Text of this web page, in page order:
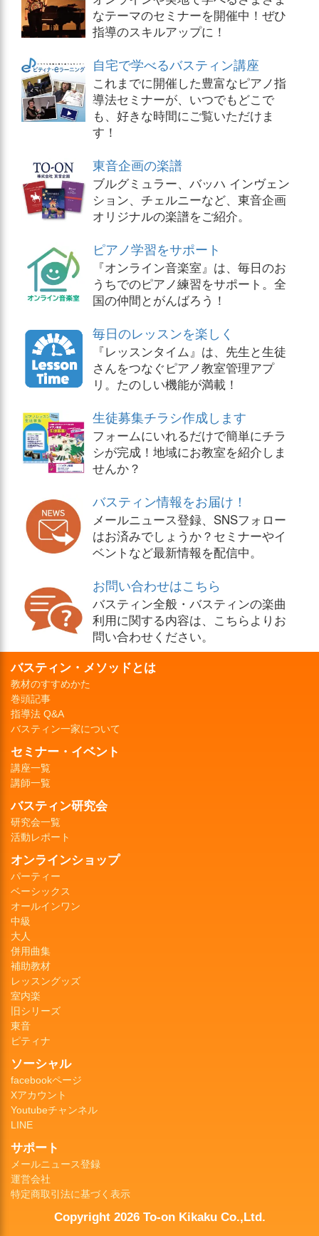
なテーマのセミナーを開催中！ぜひ
指導のスキルアップに！
自宅で学べるバスティン講座
これまでに開催した豊富なピアノ指
導法セミナーが、いつでもどこで
も、好きな時間にご覧いただけま
す！
東音企画の楽譜
ブルグミュラー、バッハ インヴェン
ション、チェルニーなど、東音企画
オリジナルの楽譜をご紹介。
ピアノ学習をサポート
『オンライン音楽室』は、毎日のお
うちでのピアノ練習をサポート。全
国の仲間とがんばろう！
毎日のレッスンを楽しく
『レッスンタイム』は、先生と生徒
さんをつなぐピアノ教室管理アプ
リ。たのしい機能が満載！
生徒募集チラシ作成します
フォームにいれるだけで簡単にチラ
シが完成！地域にお教室を紹介しま
せんか？
バスティン情報をお届け！
メールニュース登録、SNSフォロー
はお済みでしょうか？セミナーやイ
ベントなど最新情報を配信中。
お問い合わせはこちら
バスティン全般・バスティンの楽曲
利用に関する内容は、こちらよりお
問い合わせください。
バスティン・メソッドとは
教材のすすめかた
巻頭記事
指導法 Q&A
バスティン一家について
セミナー・イベント
講座一覧
講師一覧
バスティン研究会
研究会一覧
活動レポート
オンラインショップ
パーティー
ベーシックス
オールインワン
中級
大人
併用曲集
補助教材
レッスングッズ
室内楽
旧シリーズ
東音
ピティナ
ソーシャル
facebookページ
Xアカウント
Youtubeチャンネル
LINE
サポート
メールニュース登録
運営会社
特定商取引法に基づく表示
Copyright 2026 To-on Kikaku Co.,Ltd.